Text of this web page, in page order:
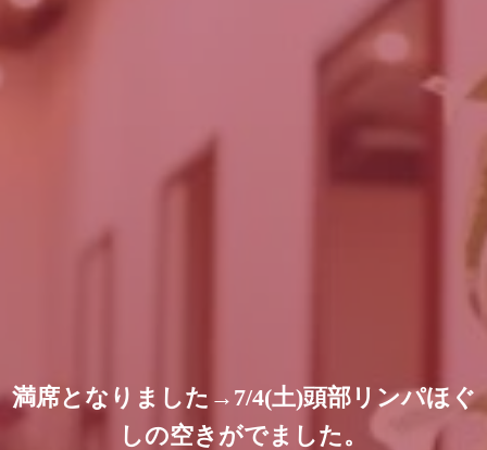
満席となりました→7/4(土)頭部リンパほぐ
しの空きがでました。